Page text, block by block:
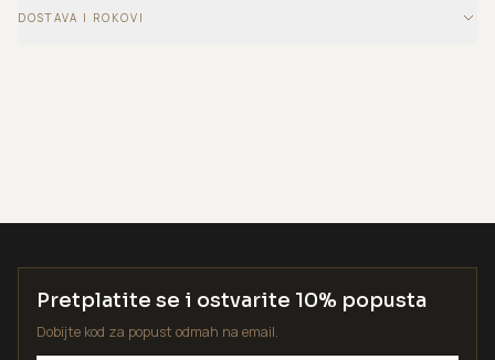
DOSTAVA I ROKOVI
Pretplatite se i ostvarite 10% popusta
Dobijte kod za popust odmah na email.